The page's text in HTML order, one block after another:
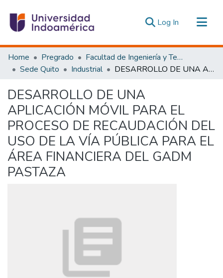
Log In (current)
Communities & Collections
All of DSpace
Estadísticas Externas
Home Pregrado
Facultad de Ingeniería y Tecnologías de la Información y la Comunicación
Sede Quito
Industrial DESARROLLO DE UNA APLICACIÓN MÓVIL PARA EL PROCESO DE RECAUDACIÓN DEL USO DE LA VÍA PÚBLICA PARA EL ÁREA FINANCIERA DEL GADM PASTAZA
DESARROLLO DE UNA
APLICACIÓN MÓVIL PARA EL
PROCESO DE RECAUDACIÓN DEL
USO DE LA VÍA PÚBLICA PARA EL
ÁREA FINANCIERA DEL GADM
PASTAZA